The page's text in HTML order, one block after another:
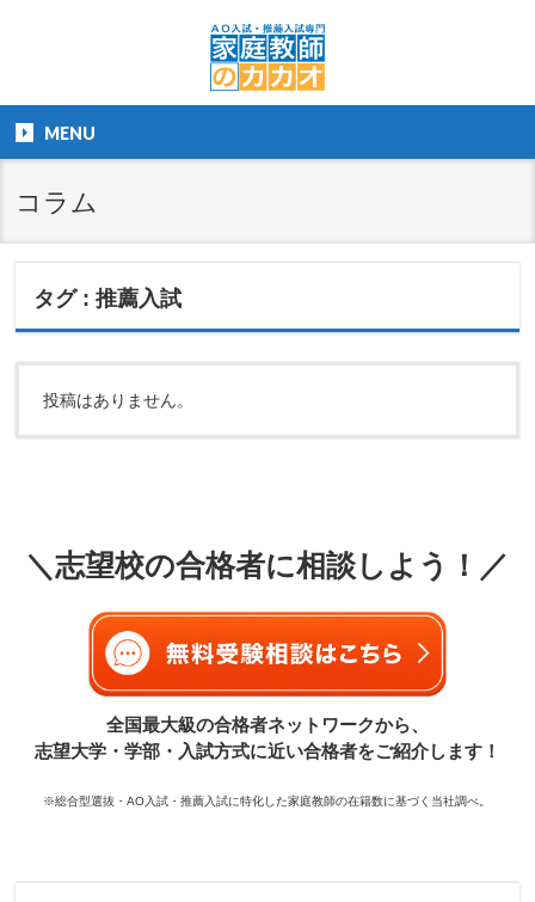
MENU
コラム
タグ : 推薦入試
投稿はありません。
＼志望校の合格者に相談しよう！／
全国最大級の合格者ネットワークから、
志望大学・学部・入試方式に近い合格者をご紹介します！
※総合型選抜・AO入試・推薦入試に特化した家庭教師の在籍数に基づく当社調べ。